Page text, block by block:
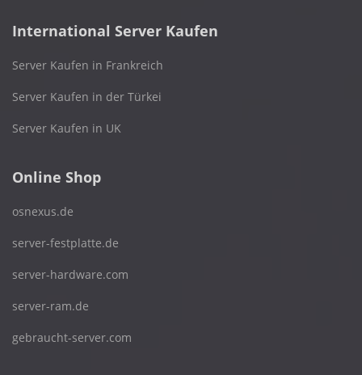
International Server Kaufen
Server Kaufen in Frankreich
Server Kaufen in der Türkei
Server Kaufen in UK
Online Shop
osnexus.de
server-festplatte.de
server-hardware.com
server-ram.de
gebraucht-server.com